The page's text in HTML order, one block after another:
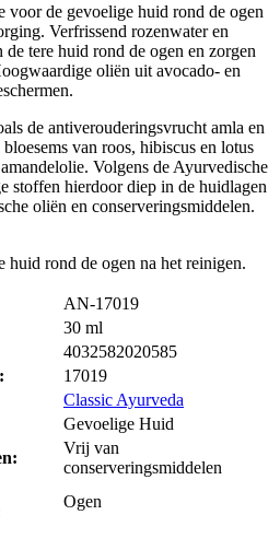
voor de gevoelige huid rond de ogen
Verfrissend rozenwater en
tere huid rond de ogen en zorgen
oliën uit avocado- en
de antiverouderingsvrucht amla en
van roos, hibiscus en lotus
Volgens de Ayurvedische
stoffen hierdoor diep in de huidlagen
oliën en conserveringsmiddelen.
huid rond de ogen na het reinigen.
AN-17019
30 ml
4032582020585
17019
Classic Ayurveda
Gevoelige Huid
Vrij van
conserveringsmiddelen
Ogen